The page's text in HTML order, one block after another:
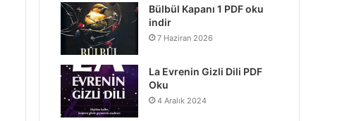
Bülbül Kapanı 1 PDF oku
indir
7 Haziran 2026
La Evrenin Gizli Dili PDF
Oku
4 Aralık 2024